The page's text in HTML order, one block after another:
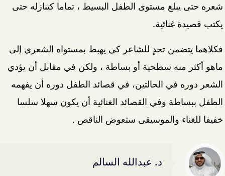
شعره حتى يبلغ مستوى الطفل البسيط ، تماما كتنازله حتى
يكتب قصيدة غنائية.
فكلاهما يتضمن تحدٍ للشاعر كي يهبط بمستواه الشعري إلى
ماهو أكثر منه سطحية أو بساطة ، ولكن في مقابل أن يؤدي
الشعر دوره في الحالتين، في قصائد الطفل دوره أن يفهمه
الطفل ببساطة وفي القصائد الغنائية أن يكون سهلا سلسا
خفيفا للغناء والموسيقى ستعوض الناقص .
د. عبدالله السالم